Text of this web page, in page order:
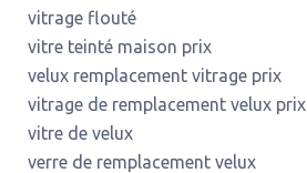
vitrage flouté
vitre teinté maison prix
velux remplacement vitrage prix
vitrage de remplacement velux prix
vitre de velux
verre de remplacement velux